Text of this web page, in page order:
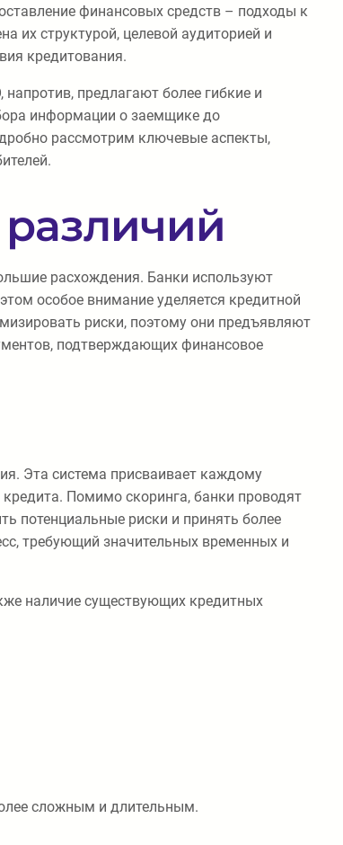
финансовых средств – подходы к
их структурой, целевой аудиторией и
кредитования.
предлагают более гибкие и
информации о заемщике до
рассмотрим ключевые аспекты,
расхождения. Банки используют
особое внимание уделяется кредитной
риски, поэтому они предъявляют
подтверждающих финансовое
Эта система присваивает каждому
Помимо скоринга, банки проводят
потенциальные риски и принять более
требующий значительных временных и
наличие существующих кредитных
сложным и длительным.